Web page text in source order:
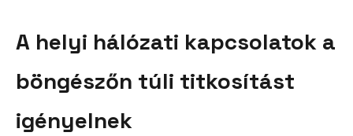
A helyi hálózati kapcsolatok a
böngészőn túli titkosítást
igényelnek